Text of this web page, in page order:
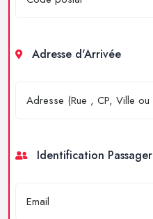
Adresse d'Arrivée
Identification Passager